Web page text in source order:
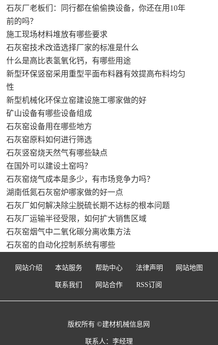
石灰厂老板们：同行都在偷偷换设备，你还在用10年
前的吗？
施工现场材料堆放有哪些要求
石灰窑技术改造选择厂家的标准是什么
什么是高比表氢氧化钙，有哪些用途
新型环保竖窑采用重型平面布料器有效提高布料均匀
性
新型机械化环保立窑建设施工哪家做的好
矿山设备有哪些设备组成
石灰窑设备用在哪些地方
石灰窑原料如何进行筛选
石灰竖窑烧天然气有哪些缺点
在国外可以建设土窑吗？
石灰窑烧气成本是多少，有市场竞争力吗？
湖南低氮石灰窑炉哪家做的好一点
石灰厂如何解决除尘脱硫长期不达标的根本问题
石灰厂运输半径受限，如何扩大销售区域
石灰窑烟气中二氧化碳分离收集方法
石灰窑的自动化控制系统有哪些
网站介绍 本站服务 帮助中心 法律声明 网站地图
联系我们 网站合作 RSS订阅
版权所有 ©建材机械信息网
联系人：李经理